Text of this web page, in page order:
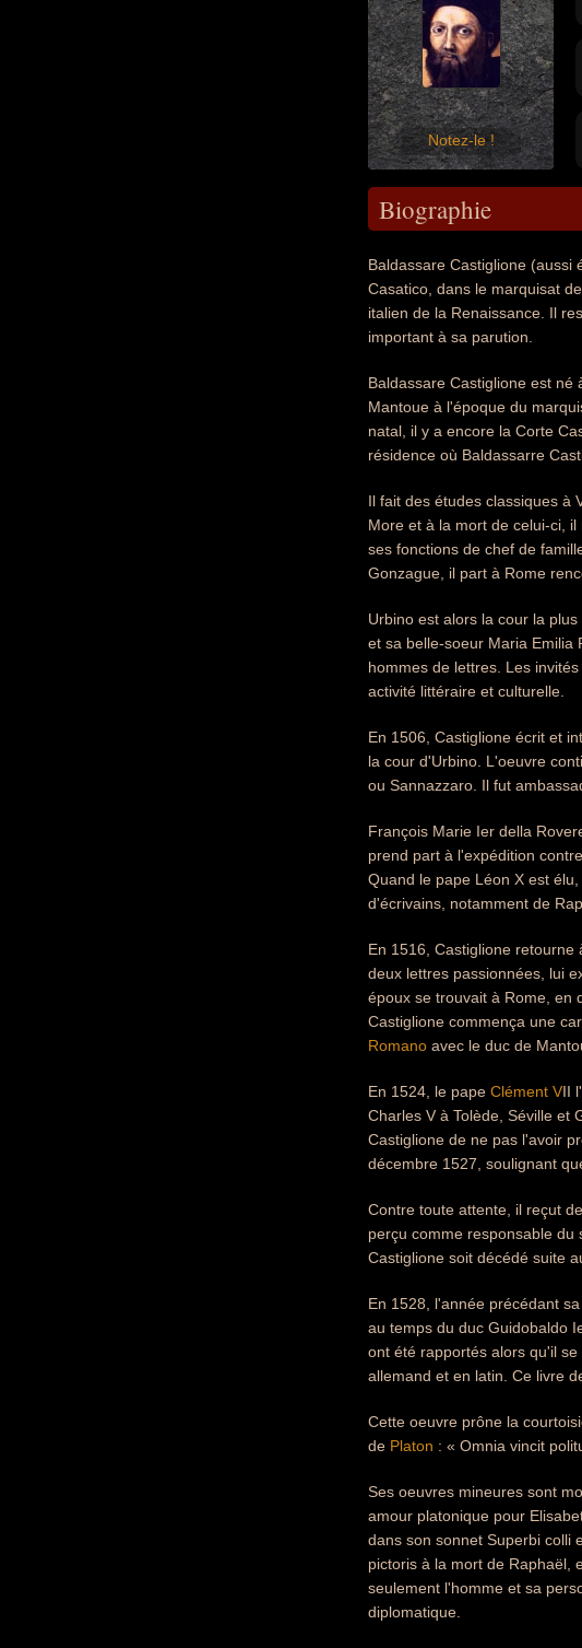
Notez-le !
Biographie
Baldassare Castiglione (aussi
Casatico, dans le marquisat
italien de la Renaissance. Il
important à sa parution.
Baldassare Castiglione est
Mantoue à l'époque du
natal, il y a encore la Corte
résidence où Baldassarre
Il fait des études classiques à
More et à la mort de celui-ci,
ses fonctions de chef de
Gonzague, il part à Rome
Urbino est alors la cour la
et sa belle-soeur Maria Emilia
hommes de lettres. Les
activité littéraire et culturelle.
En 1506, Castiglione écrit et
la cour d'Urbino. L'oeuvre
ou Sannazzaro. Il fut
François Marie Ier della
prend part à l'expédition
Quand le pape Léon X est
d'écrivains, notamment de
En 1516, Castiglione
deux lettres passionnées, lui
époux se trouvait à Rome, en
Castiglione commença une
Romano avec le duc de
En 1524, le pape Clément VII
Charles V à Tolède, Séville et
Castiglione de ne pas l'avoir
décembre 1527, soulignant
Contre toute attente, il reçut
perçu comme responsable du
Castiglione soit décédé suite
En 1528, l'année précédant
au temps du duc Guidobaldo
ont été rapportés alors qu'il
allemand et en latin. Ce livre
Cette oeuvre prône la
de Platon : « Omnia vincit
Ses oeuvres mineures sont
amour platonique pour
dans son sonnet Superbi colli
pictoris à la mort de Raphaël,
seulement l'homme et sa
diplomatique.